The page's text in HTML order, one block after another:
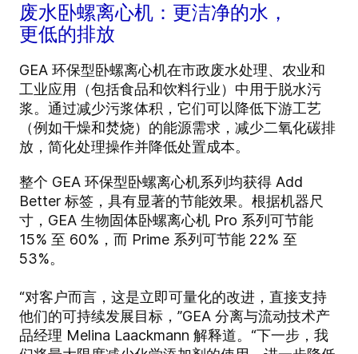
废水卧螺离心机：更洁净的水，
更低的排放
GEA 环保型卧螺离心机在市政废水处理、农业和
工业应用（包括食品和饮料行业）中用于脱水污
浆。通过减少污浆体积，它们可以降低下游工艺
（例如干燥和焚烧）的能源需求，减少二氧化碳排
放，简化处理操作并降低处置成本。
整个 GEA 环保型卧螺离心机系列均获得 Add
Better 标签，具有显著的节能效果。根据机器尺
寸，GEA 生物固体卧螺离心机 Pro 系列可节能
15% 至 60%，而 Prime 系列可节能 22% 至
53%。
“对客户而言，这是立即可量化的改进，直接支持
他们的可持续发展目标，”GEA 分离与流动技术产
品经理 Melina Laackmann 解释道。“下一步，我